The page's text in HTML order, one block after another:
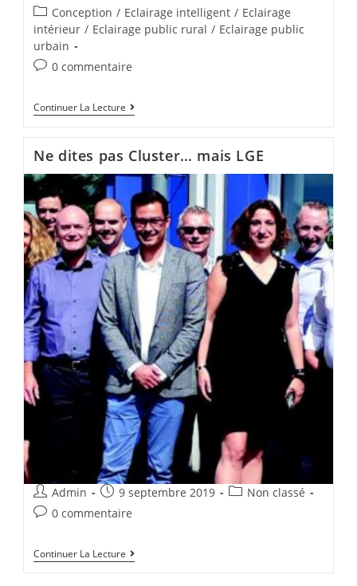
Conception / Eclairage intelligent / Eclairage
intérieur / Eclairage public rural / Eclairage public
urbain
0 commentaire
Continuer La Lecture
Ne dites pas Cluster… mais LGE
Admin 9 septembre 2019
Non classé
0 commentaire
Continuer La Lecture